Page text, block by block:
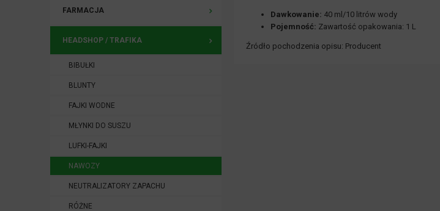
FARMACJA
HEADSHOP / TRAFIKA
BIBUŁKI
BLUNTY
FAJKI WODNE
MŁYNKI DO SUSZU
LUFKI-FAJKI
NAWOZY
NEUTRALIZATORY ZAPACHU
RÓŻNE
Dawkowanie: 40 ml/10 litrów wody
Pojemność: Zawartość opakowania: 1 L
Źródło pochodzenia opisu: Producent